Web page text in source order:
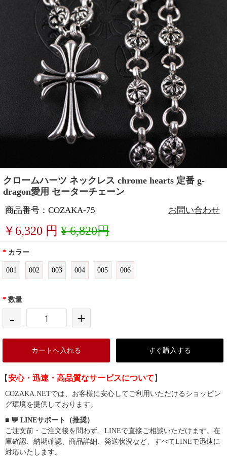
クロームハーツ ネックレス chrome hearts 定番 g-
dragon愛用 セーターチェーン
商品番号：COZAKA-75 お問い合わせ
￥ 6,320 円 ¥ 6,820円
* カラー
001 002 003 004 005 006
* 数量
- +
カートへ入れる すぐ購入する
【安心・迅速・高品質なサービスについて 】
COZAKA.NETでは、お客様に安心してご利用いただけるショッピン
グ環境を提供しております。
■ 💬 LINEサポート（推奨）
ご注文前・ご注文後を問わず、LINEで直接ご相談いただけます。在
庫確認、納期確認、商品詳細、発送状況など、すべてLINEで迅速に
対応いたします。